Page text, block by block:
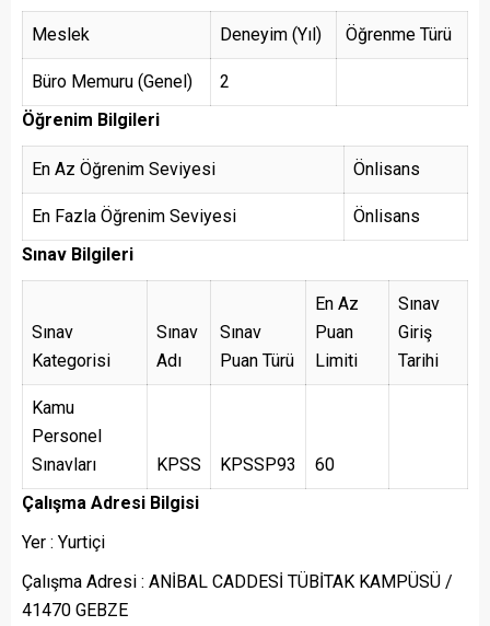
Meslek Deneyim (Yıl) Öğrenme Türü
Büro Memuru (Genel)
2
Öğrenim Bilgileri
En Az Öğrenim Seviyesi Önlisans
En Fazla Öğrenim Seviyesi
Önlisans
Sınav Bilgileri
Sınav
Kategorisi
Sınav
Adı
Sınav
Puan Türü
En Az
Puan
Limiti
Sınav
Giriş
Tarihi
Kamu
Personel
Sınavları
KPSS KPSSP93
60
Çalışma Adresi Bilgisi
Yer : Yurtiçi
Çalışma Adresi : ANİBAL CADDESİ TÜBİTAK KAMPÜSÜ /
41470 GEBZE